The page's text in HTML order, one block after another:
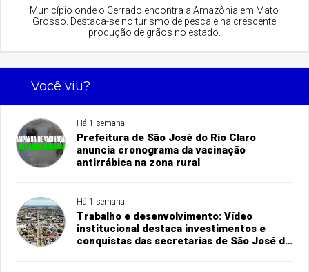
Município onde o Cerrado encontra a Amazônia em Mato
Grosso. Destaca-se no turismo de pesca e na crescente
produção de grãos no estado.
Você viu?
Há 1 semana
Prefeitura de São José do Rio Claro
anuncia cronograma da vacinação
antirrábica na zona rural
Há 1 semana
Trabalho e desenvolvimento: Vídeo
institucional destaca investimentos e
conquistas das secretarias de São José do